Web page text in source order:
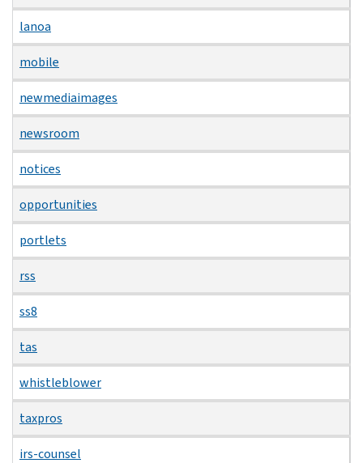
lanoa
mobile
newmediaimages
newsroom
notices
opportunities
portlets
rss
ss8
tas
whistleblower
taxpros
irs-counsel